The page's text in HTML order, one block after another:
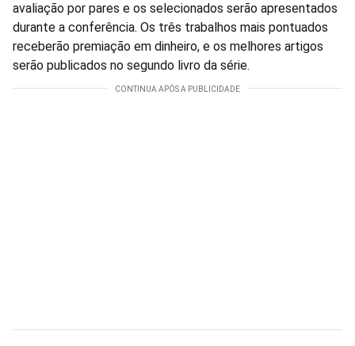
avaliação por pares e os selecionados serão apresentados
durante a conferência. Os três trabalhos mais pontuados
receberão premiação em dinheiro, e os melhores artigos
serão publicados no segundo livro da série.